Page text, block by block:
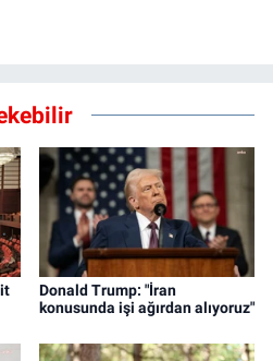
Donald Trump: "İran
konusunda işi ağırdan alıyoruz"